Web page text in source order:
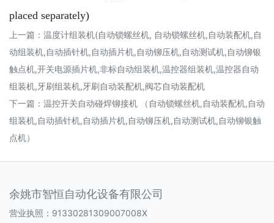
placed separately)
上一篇： 温度计组装机(自动锁螺丝机, 自动锁螺丝机,自动装配机,自
动组装机,自动插针机,自动插片机,自动铆压机,自动测试机,自动铆银
触点机,开关电源插片机,非标自动组装机,温控器组装机,温控器自动
组装机,牙刷组装机,牙刷自动装配机,阀芯自动装配机
下一篇： 温控开关自动碰焊铆接机 （自动锁螺丝机,自动装配机,自动
组装机,自动插针机,自动插片机,自动铆压机,自动测试机,自动铆银触
点机）
余姚市智恒自动化设备有限公司
营业执照：91330281309007008X